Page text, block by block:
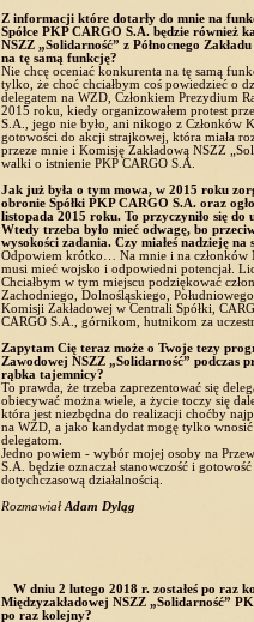
Z informacji które dotarły do mnie na
Spółce PKP CARGO S.A. będzie również
NSZZ „Solidarność” z Północnego
na tę samą funkcję?
Nie chcę oceniać konkurenta na tę samą
tylko, że choć chciałbym coś powiedzieć o
delegatem na WZD, Członkiem Prezydium
2015 roku, kiedy organizowałem protest
S.A., jego nie było, ani nikogo z Członków
gotowości do akcji strajkowej, która miała
przeze mnie i Komisję Zakładową NSZZ
walki o istnienie PKP CARGO S.A.
Jak już była o tym mowa, w 2015 roku
obronie Spółki PKP CARGO S.A. oraz
listopada 2015 roku. To przyczyniło się do
Wtedy trzeba było mieć odwagę, bo
wysokości zadania. Czy miałeś nadzieję na
Odpowiem krótko… Na mnie i na członków
musi mieć wojsko i odpowiedni potencjał.
Chciałbym w tym miejscu podziękować
Zachodniego, Dolnośląskiego,
Komisji Zakładowej w Centrali Spółki,
CARGO S.A., górnikom, hutnikom za
Zapytam Cię teraz może o Twoje tezy
Zawodowej NSZZ „Solidarność” podczas
rąbka tajemnicy?
To prawda, że trzeba zaprezentować się
obiecywać można wiele, a życie toczy się
która jest niezbędna do realizacji choćby
na WZD, a jako kandydat mogę tylko
delegatom.
Jedno powiem - wybór mojej osoby na
S.A. będzie oznaczał stanowczość i
dotychczasową działalnością.
RozmawiałAdam Dyląg
W dniu 2 lutego 2018 r. zostałeś po raz
Międzyzakładowej NSZZ „Solidarność”
po raz kolejny?